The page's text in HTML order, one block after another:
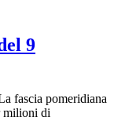
9
fascia pomeridiana
milioni di